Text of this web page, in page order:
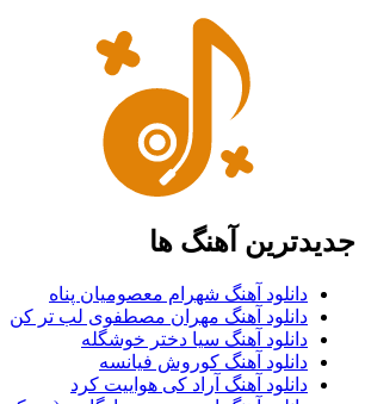
جدیدترین آهنگ ها
دانلود آهنگ شهرام معصومیان پناه
دانلود آهنگ مهران مصطفوی لب تر کن
دانلود آهنگ سیا دختر خوشگله
دانلود آهنگ کوروش فیانسه
دانلود آهنگ آراد کی هواییت کرد